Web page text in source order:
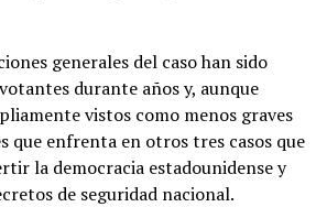
generales del caso han sido
durante años y, aunque
vistos como menos graves
que enfrenta en otros tres casos que
la democracia estadounidense y
de seguridad nacional.